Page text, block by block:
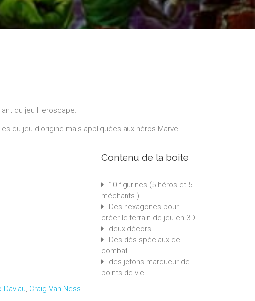
du jeu Heroscape.
du jeu d'origine mais appliquées aux héros Marvel.
Daviau, Craig Van Ness
Contenu de la boite
10 figurines (5 héros et 5
méchants )
Des hexagones pour
créer le terrain de jeu en 3D
deux décors
Des dés spéciaux de
combat
des jetons marqueur de
points de vie